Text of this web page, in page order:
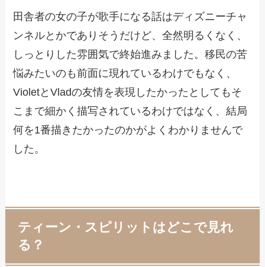
田舎者の女の子が歌手になる話はディズニーチャ
ンネルとかでありそうだけど、全然明るくなく、
しっとりした雰囲気で終始進みました。移民の苦
悩みたいのも前面に現れているわけでもなく、
VioletとVladの友情を表現したかったとしてもそ
こまで細かく描写されているわけではなく、結局
何を1番描きたかったのかがよくわかりませんで
した。
ティーン・スピリットはどこで見れ
る？